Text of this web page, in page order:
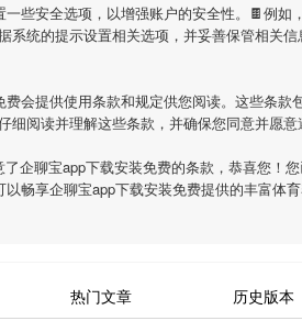
一些安全选项，以增强账户的安全性。🍫例如
系统的提示设置相关选项，并妥善保管相关
费会提供使用条款和规定供您阅读。这些条款
阅读并理解这些条款，并确保您同意并愿意
了企聊宝app下载安装免费的条款，恭喜您！
以畅享企聊宝app下载安装免费提供的丰富体
热门文章 历史版本